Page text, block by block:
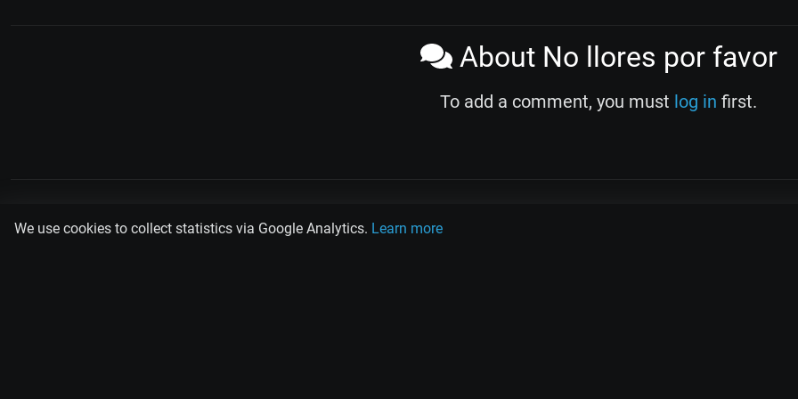
We use cookies to collect statistics via Google Analytics. Learn more
About No llores por favor
To add a comment, you must log in first.